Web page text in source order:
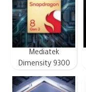
Mediatek
Dimensity 9300